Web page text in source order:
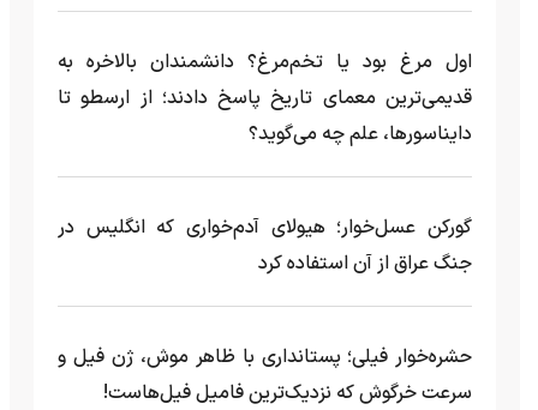
اول مرغ بود یا تخم‌مرغ؟ دانشمندان بالاخره به
قدیمی‌ترین معمای تاریخ پاسخ دادند؛ از ارسطو تا
دایناسورها، علم چه می‌گوید؟
گورکن عسل‌خوار؛ هیولای آدم‌خواری که انگلیس در
جنگ عراق از آن استفاده کرد
حشره‌خوار فیلی؛ پستانداری با ظاهر موش، ژن فیل و
سرعت خرگوش که نزدیک‌ترین فامیل فیل‌هاست!